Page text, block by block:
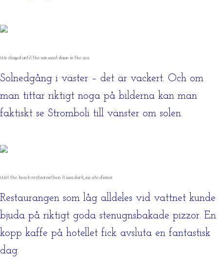
We stayed until the sun went down in the sea
Solnedgång i väster – det är vackert. Och om
man tittar riktigt noga på bilderna kan man
faktiskt se Stromboli till vänster om solen.
Wat the beach restauranthen it was dark, we ate dinner
Restaurangen som låg alldeles vid vattnet kunde
bjuda på riktigt goda stenugnsbakade pizzor. En
kopp kaffe på hotellet fick avsluta en fantastisk
dag.